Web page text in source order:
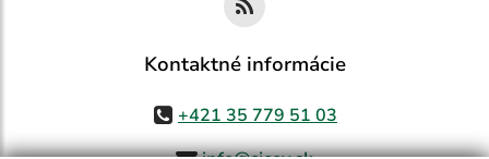
Kontaktné informácie
+421 35 779 51 03